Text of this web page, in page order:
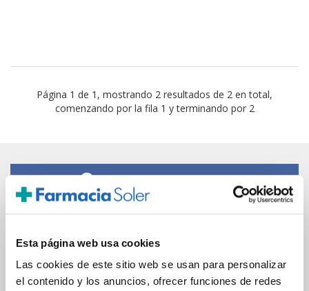
Esta página web usa cookies
Las cookies de este sitio web se usan para personalizar
el contenido y los anuncios, ofrecer funciones de redes
Página 1 de 1, mostrando 2 resultados de 2 en total,
comenzando por la fila 1 y terminando por 2
PAGO SEGURO
Transferencia bancaria